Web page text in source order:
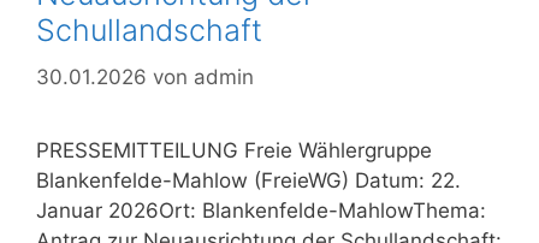
Schullandschaft
30.01.2026 von admin
PRESSEMITTEILUNG Freie Wählergruppe
Blankenfelde-Mahlow (FreieWG) Datum: 22.
Januar 2026Ort: Blankenfelde-MahlowThema: